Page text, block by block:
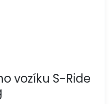
vozíku S-Ride